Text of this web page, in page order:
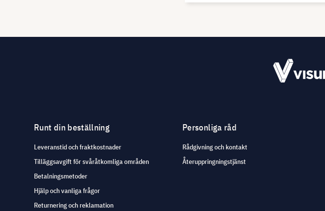
Runt din beställning
Leveranstid och fraktkostnader
Tilläggsavgift för svåråtkomliga områden
Betalningsmetoder
Hjälp och vanliga frågor
Returnering och reklamation
Personliga råd
Rådgivning och kontakt
Återuppringningstjänst